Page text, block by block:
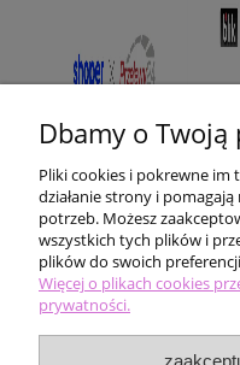
Dbamy o
Pliki cookies i pokrewne
działanie strony i
potrzeb. Możesz
wszystkich tych plików i
plików do swoich
Więcej o plikach cookies
prywatności.